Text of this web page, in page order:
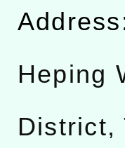
Heping
District,